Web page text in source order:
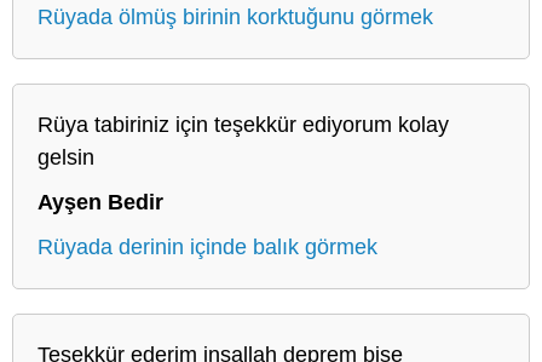
Rüyada ölmüş birinin korktuğunu görmek
Rüya tabiriniz için teşekkür ediyorum kolay
gelsin
Ayşen Bedir
Rüyada derinin içinde balık görmek
Teşekkür ederim inşallah deprem bise